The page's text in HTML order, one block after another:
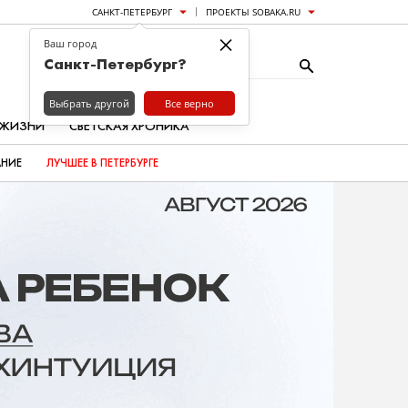
САНКТ-ПЕТЕРБУРГ ПРОЕКТЫ SOBAKA.RU
СВЕТСКАЯ ХРОНИКА
ЛУЧШЕЕ В ПЕТЕРБУРГЕ
×
Ваш город
Санкт-Петербург?
Выбрать другой Все верно